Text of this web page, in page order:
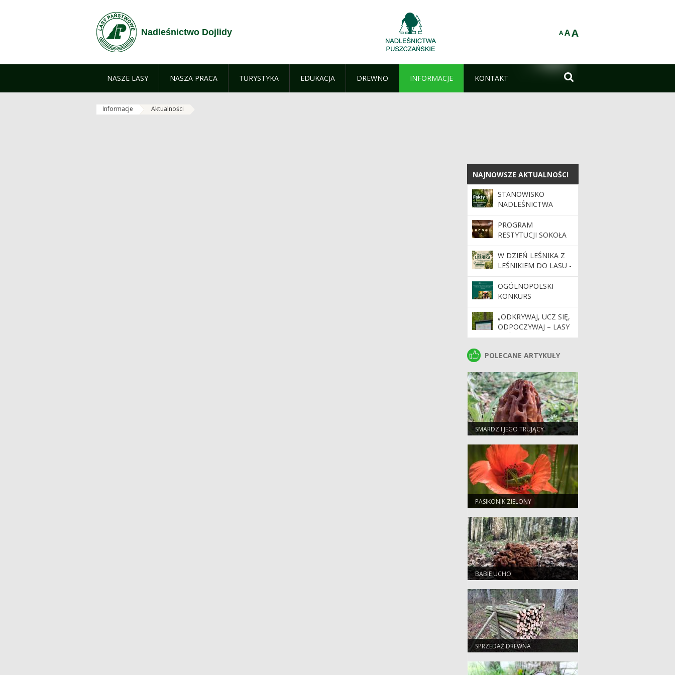
Nadleśnictwo Dojlidy AAA
NASZE LASY NASZA PRACA TURYSTYKA EDUKACJA DREWNO INFORMACJE KONTAKT 
Informacje Aktualności
NAJNOWSZE AKTUALNOŚCI
NAJNOWSZE AKTUALNOŚCI
STANOWISKO
NADLEŚNICTWA
DOJLIDY W SPRAWIE
DONIESIEŃ
MEDIALNYCH ORAZ
INTERNETOWYCH
INICJATYW
SPOŁECZNYCH
DOTYCZĄCYCH
GOSPODARKI LEŚNEJ.
PROGRAM
RESTYTUCJI SOKOŁA
WĘDROWNEGO W
NADLEŚNICTWIE
DOJLIDY.
W DZIEŃ LEŚNIKA Z
LEŚNIKIEM DO LASU -
ZAPRASZAMY NA
SPACER EDUKACYJNY
OGÓLNOPOLSKI
KONKURS
FOTOGRAFICZNY
"LEŚNE SADY -
DZIEDZICTWO,
KTÓRE TRWA".
„ODKRYWAJ, UCZ SIĘ,
ODPOCZYWAJ – LASY
PAŃSTWOWE
POLECANE ARTYKUŁY
POLECANE ARTYKUŁY
SMARDZ I JEGO TRUJĄCY
SOBOWTÓR
PASIKONIK ZIELONY
BABIE UCHO
SPRZEDAŻ DREWNA